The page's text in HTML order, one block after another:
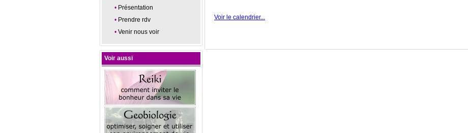
Présentation
Prendre rdv
Venir nous voir
Voir aussi
Voir le calendrier...